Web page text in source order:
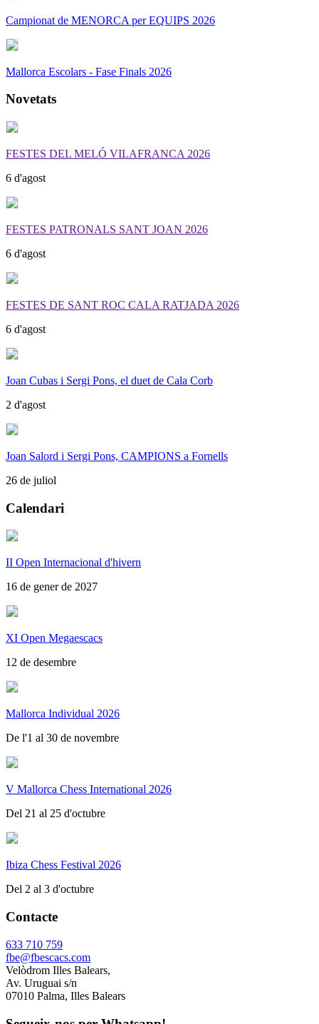
Campionat de MENORCA per EQUIPS 2026
Mallorca Escolars - Fase Finals 2026
Novetats
FESTES DEL MELÓ VILAFRANCA 2026
6 d'agost
FESTES PATRONALS SANT JOAN 2026
6 d'agost
FESTES DE SANT ROC CALA RATJADA 2026
6 d'agost
Joan Cubas i Sergi Pons, el duet de Cala Corb
2 d'agost
Joan Salord i Sergi Pons, CAMPIONS a Fornells
26 de juliol
Calendari
II Open Internacional d'hivern
16 de gener de 2027
XI Open Megaescacs
12 de desembre
Mallorca Individual 2026
De l'1 al 30 de novembre
V Mallorca Chess International 2026
Del 21 al 25 d'octubre
Ibiza Chess Festival 2026
Del 2 al 3 d'octubre
Contacte
633 710 759
fbe@fbescacs.com
Velòdrom Illes Balears,
Av. Uruguai s/n
07010 Palma, Illes Balears